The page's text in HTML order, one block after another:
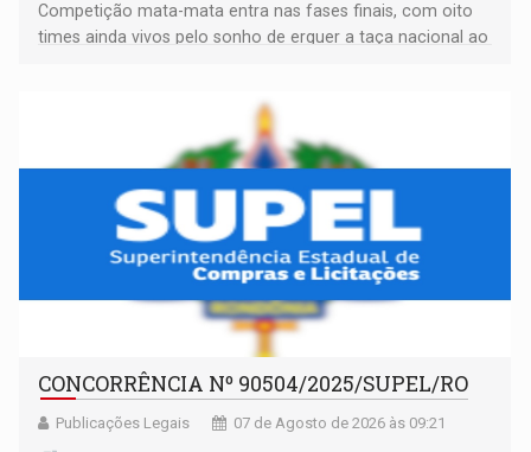
Competição mata-mata entra nas fases finais, com oito
times ainda vivos pelo sonho de erguer a taça nacional ao
CONCORRÊNCIA Nº 90504/2025/SUPEL/RO
Publicações Legais 07 de Agosto de 2026 às 09:21